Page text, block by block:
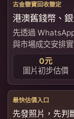
古金鑒寶回收鑒定
港澳舊錢幣、
先透過
與市場成交安排
0元
圖片初步估價
最快估價入口
先發照片，先判